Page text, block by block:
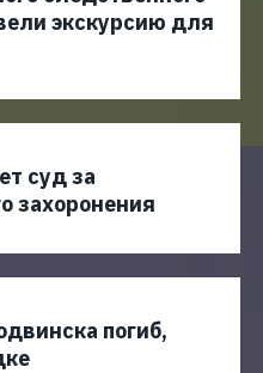
экскурсию для
суд за
захоронения
погиб,